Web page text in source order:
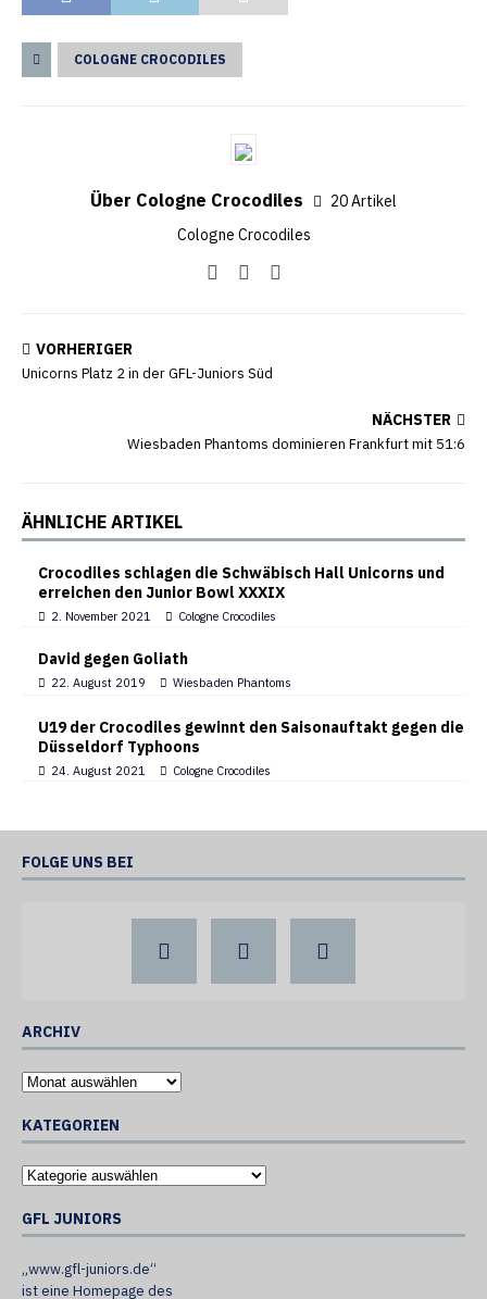
COLOGNE CROCODILES
Über Cologne Crocodiles
20 Artikel
Cologne Crocodiles
VORHERIGER
Unicorns Platz 2 in der GFL-Juniors Süd
NÄCHSTER
Wiesbaden Phantoms dominieren Frankfurt mit 51:6
ÄHNLICHE ARTIKEL
Crocodiles schlagen die Schwäbisch Hall Unicorns und
erreichen den Junior Bowl XXXIX
2. November 2021 Cologne Crocodiles
David gegen Goliath
22. August 2019 Wiesbaden Phantoms
U19 der Crocodiles gewinnt den Saisonauftakt gegen die
Düsseldorf Typhoons
24. August 2021 Cologne Crocodiles
FOLGE UNS BEI
ARCHIV
KATEGORIEN
GFL JUNIORS
„www.gfl-juniors.de“
ist eine Homepage des